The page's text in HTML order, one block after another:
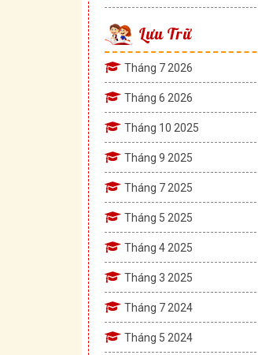
Lưu Trữ
Tháng 7 2026
Tháng 6 2026
Tháng 10 2025
Tháng 9 2025
Tháng 7 2025
Tháng 5 2025
Tháng 4 2025
Tháng 3 2025
Tháng 7 2024
Tháng 5 2024